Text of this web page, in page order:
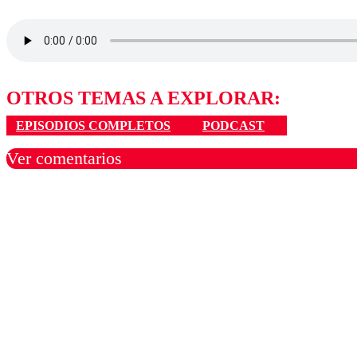
OTROS TEMAS A EXPLORAR:
EPISODIOS COMPLETOS PODCAST
Ver comentarios